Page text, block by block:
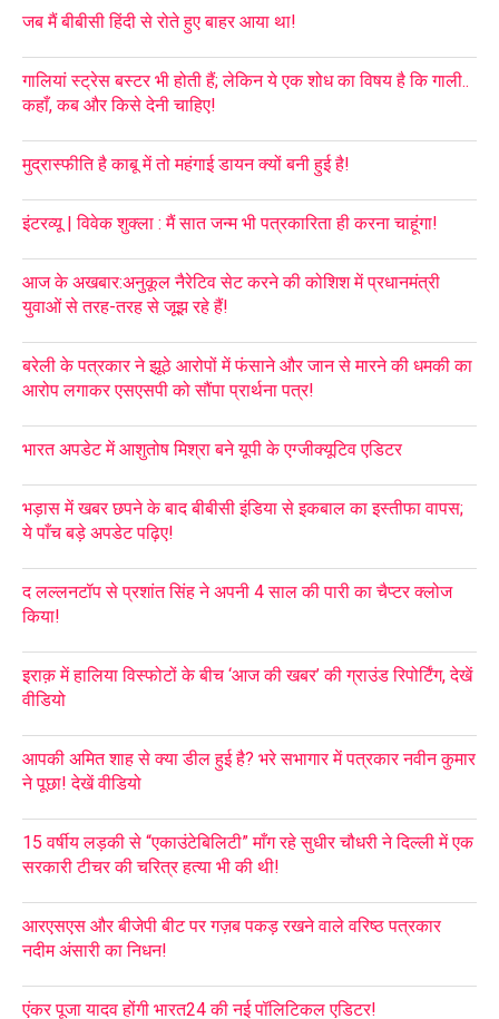
जब मैं बीबीसी हिंदी से रोते हुए बाहर आया था!
गालियां स्ट्रेस बस्टर भी होती हैं; लेकिन ये एक शोध का विषय है कि गाली..
कहाँ, कब और किसे देनी चाहिए!
मुद्रास्फीति है काबू में तो महंगाई डायन क्यों बनी हुई है!
इंटरव्यू | विवेक शुक्ला : मैं सात जन्म भी पत्रकारिता ही करना चाहूंगा!
आज के अखबार:अनुकूल नैरेटिव सेट करने की कोशिश में प्रधानमंत्री
युवाओं से तरह-तरह से जूझ रहे हैं!
बरेली के पत्रकार ने झूठे आरोपों में फंसाने और जान से मारने की धमकी का
आरोप लगाकर एसएसपी को सौंपा प्रार्थना पत्र!
भारत अपडेट में आशुतोष मिश्रा बने यूपी के एग्जीक्यूटिव एडिटर
भड़ास में खबर छपने के बाद बीबीसी इंडिया से इकबाल का इस्तीफा वापस;
ये पाँच बड़े अपडेट पढ़िए!
द लल्लनटॉप से प्रशांत सिंह ने अपनी 4 साल की पारी का चैप्टर क्लोज
किया!
इराक़ में हालिया विस्फोटों के बीच ‘आज की खबर’ की ग्राउंड रिपोर्टिंग, देखें
वीडियो
आपकी अमित शाह से क्या डील हुई है? भरे सभागार में पत्रकार नवीन कुमार
ने पूछा! देखें वीडियो
15 वर्षीय लड़की से “एकाउंटेबिलिटी” माँग रहे सुधीर चौधरी ने दिल्ली में एक
सरकारी टीचर की चरित्र हत्या भी की थी!
आरएसएस और बीजेपी बीट पर गज़ब पकड़ रखने वाले वरिष्ठ पत्रकार
नदीम अंसारी का निधन!
एंकर पूजा यादव होंगी भारत24 की नई पॉलिटिकल एडिटर!